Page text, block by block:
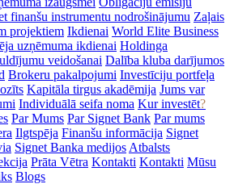
finanšu instrumentu nodrošinājumu Zaļais
projektiem Ikdienai World Elite Business
uzņēmuma ikdienai Holdinga
veidošanai Dalība kluba darījumos
Brokeru pakalpojumi Investīciju portfeļa
Kapitāla tirgus akadēmija Jums var
Individuālā seifa noma Kur investēt?
Par Mums Par Signet Bank Par mums
Ilgtspēja Finanšu informācija Signet
Signet Banka medijos Atbalsts
Prāta Vētra Kontakti Kontakti Mūsu
Blogs